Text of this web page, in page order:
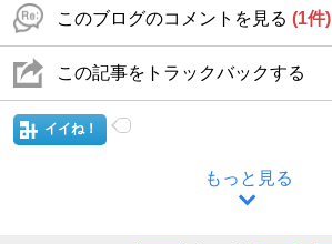
このブログのコメントを見る (1件)
この記事をトラックバックする
イイね！
もっと見る